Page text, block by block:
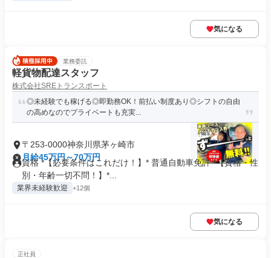
気になる
業務委託
軽貨物配達スタッフ
株式会社SREトランスポート
◎未経験でも稼げる◎即勤務OK！前払い制度あり◎シフトの自由
の高めなのでプライベートも充実...
〒253-0000神奈川県茅ヶ崎市
月給45万円～70万円
資格 *【必要条件はこれだけ！】* 普通自動車免許 *【資格・性
別・年齢一切不問！】*...
業界未経験歓迎 +12個
気になる
正社員